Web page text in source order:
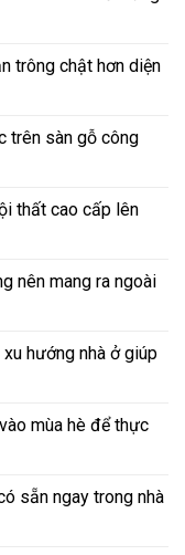
trông chật hơn diện
trên sàn gỗ công
thất cao cấp lên
nên mang ra ngoài
hướng nhà ở giúp
mùa hè để thực
sẵn ngay trong nhà